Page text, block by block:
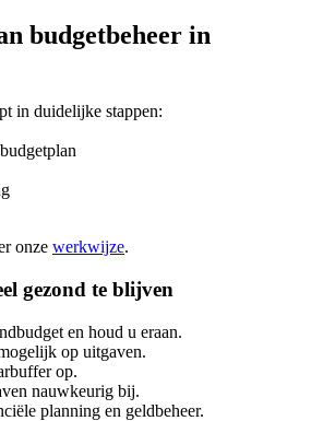
budgetbeheer in
in duidelijke stappen:
onze werkwijze.
gezond te blijven
en houd u eraan.
op uitgaven.
op.
nauwkeurig bij.
planning en geldbeheer.